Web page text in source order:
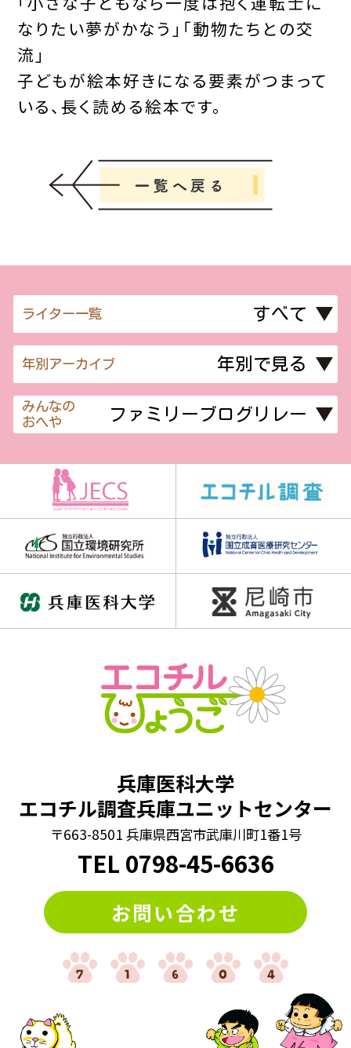
なりたい夢がかなう」「動物たちとの交
流」
子どもが絵本好きになる要素がつまって
いる、長く読める絵本です。
ライター一覧
年別アーカイブ
みんなの
おへや
兵庫医科大学
エコチル調査兵庫ユニットセンター
〒663-8501 兵庫県西宮市武庫川町1番1号
TEL 0798-45-6636
お問い合わせ